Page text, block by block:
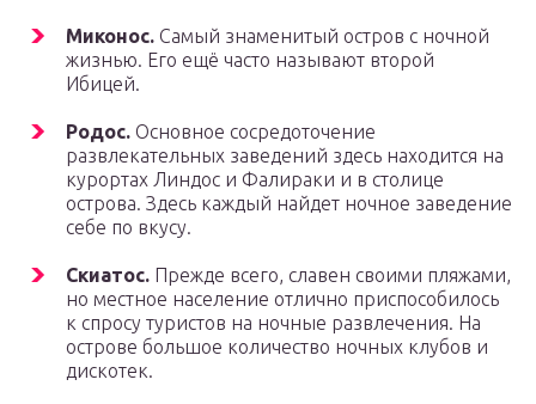
Миконос. Самый знаменитый остров с ночной
жизнью. Его ещё часто называют второй
Ибицей.
Родос. Основное сосредоточение
развлекательных заведений здесь находится на
курортах Линдос и Фалираки и в столице
острова. Здесь каждый найдет ночное заведение
себе по вкусу.
Скиатос. Прежде всего, славен своими пляжами,
но местное население отлично приспособилось
к спросу туристов на ночные развлечения. На
острове большое количество ночных клубов и
дискотек.